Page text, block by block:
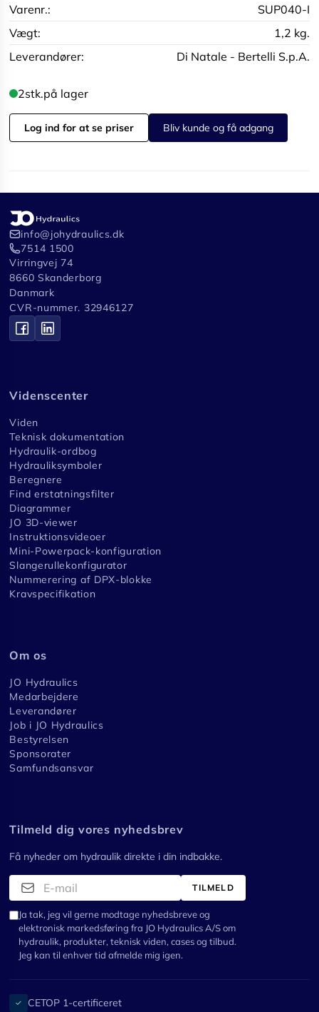
Varenr.:
SUP040-I
Vægt:
1,2 kg.
Leverandører:
Di Natale - Bertelli S.p.A.
2stk.på lager
Log ind for at se priser Bliv kunde og få adgang
info@johydraulics.dk
7514 1500
Virringvej 74
8660 Skanderborg
Danmark
CVR-nummer. 32946127
Videnscenter
Viden
Teknisk dokumentation
Hydraulik-ordbog
Hydrauliksymboler
Beregnere
Find erstatningsfilter
Diagrammer
JO 3D-viewer
Instruktionsvideoer
Mini-Powerpack-konfiguration
Slangerullekonfigurator
Nummerering af DPX-blokke
Kravspecifikation
Om os
JO Hydraulics
Medarbejdere
Leverandører
Job i JO Hydraulics
Bestyrelsen
Sponsorater
Samfundsansvar
Tilmeld dig vores nyhedsbrev
Få nyheder om hydraulik direkte i din indbakke.
TILMELD
Ja tak, jeg vil gerne modtage nyhedsbreve og
elektronisk markedsføring fra JO Hydraulics A/S om
hydraulik, produkter, teknisk viden, cases og tilbud.
Jeg kan til enhver tid afmelde mig igen.
✓ CETOP 1-certificeret